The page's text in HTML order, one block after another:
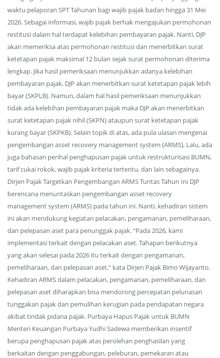
waktu pelaporan SPT Tahunan bagi wajib pajak badan hingga 31 Mei
2026. Sebagai informasi, wajib pajak berhak mengajukan permohonan
restitusi dalam hal terdapat kelebihan pembayaran pajak. Nanti, DJP
akan memeriksa atas permohonan restitusi dan menerbitkan surat
ketetapan pajak maksimal 12 bulan sejak surat permohonan diterima
lengkap. Jika hasil pemeriksaan menunjukkan adanya kelebihan
pembayaran pajak, DJP akan menerbitkan surat ketetapan pajak lebih
bayar (SKPLB). Namun, dalam hal hasil pemeriksaan menunjukkan
tidak ada kelebihan pembayaran pajak maka DJP akan menerbitkan
surat ketetapan pajak nihil (SKPN) ataupun surat ketetapan pajak
kurang bayar (SKPKB). Selain topik di atas, ada pula ulasan mengenai
pengembangan asset recovery management system (ARMS), Lalu, ada
juga bahasan perihal penghapusan pajak untuk restrukturisasi BUMN,
tarif cukai rokok, wajib pajak kriteria tertentu, dan lain sebagainya.
Dirjen Pajak Targetkan Pengembangan ARMS Tuntas Tahun Ini DJP
berencana menuntaskan pengembangan asset recovery
management system (ARMS) pada tahun ini. Nanti, kehadiran sistem
ini akan mendukung kegiatan pelacakan, pengamanan, pemeliharaan,
dan pelepasan aset para penunggak pajak. “Pada 2026, kami
implementasi terkait dengan pelacakan aset. Tahapan berikutnya
yang akan selesai pada 2026 itu terkait dengan pengamanan,
pemeliharaan, dan pelepasan aset,” kata Dirjen Pajak Bimo Wijayanto.
Kehadiran ARMS dalam pelacakan, pengamanan, pemeliharaan, dan
pelepasan aset diharapkan bisa mendorong percepatan pelunasan
tunggakan pajak dan pemulihan kerugian pada pendapatan negara
akibat tindak pidana pajak. Purbaya Hapus Pajak untuk BUMN
Menteri Keuangan Purbaya Yudhi Sadewa memberikan insentif
berupa penghapusan pajak atas perolehan penghasilan yang
berkaitan dengan penggabungan, peleburan, pemekaran atau